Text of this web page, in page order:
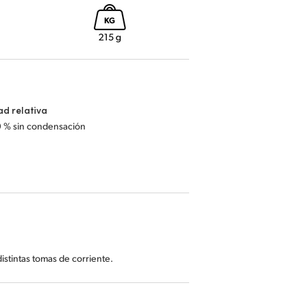
relativa
% sin condensación
tomas de corriente.